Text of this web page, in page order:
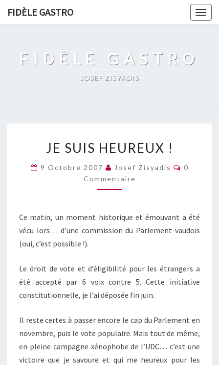
FIDÈLE GASTRO
FIDÈLE GASTRO
JOSEF ZISYADIS
SUIS
!
JE SUIS HEUREUX !
9 Octobre 2007 Josef Zisyadis
0
Commentaire
Ce matin, un moment historique et émouvant a été
vécu lors… d’une commission du Parlement vaudois
(oui, c’est possible !).
Le droit de vote et d’éligibilité pour les étrangers a
été accepté par 6 voix contre 5. Cette initiative
constitutionnelle, je l’ai déposée fin juin.
Il reste certes à passer encore le cap du Parlement en
novembre, puis le vote populaire. Mais tout de même,
en pleine campagne xénophobe de l’UDC… c’est une
victoire que je savoure et qui me heureux pour les